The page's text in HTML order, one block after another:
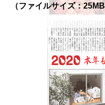
（ファイルサイズ：